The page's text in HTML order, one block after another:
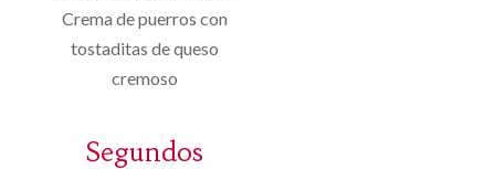
Crema de puerros con
tostaditas de queso
cremoso
Segundos